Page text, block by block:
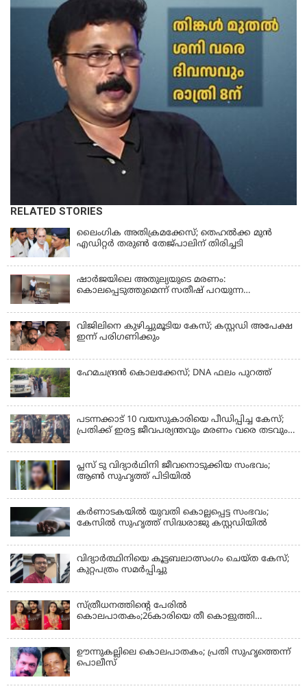
RELATED STORIES
ലൈംഗിക അതിക്രമക്കേസ്; തെഹല്‍ക്ക മുന്‍
എഡിറ്റര്‍ തരുൺ തേജ്പാലിന് തിരിച്ചടി
ഷാർജയിലെ അതുല്യയുടെ മരണം:
കൊലപ്പെടുത്തുമെന്ന് സതീഷ് പറയുന്ന
വിജിലിനെ കുഴിച്ചുമൂടിയ കേസ്; കസ്റ്റഡി അപേക്ഷ
ഇന്ന് പരിഗണിക്കും
ഹേമചന്ദ്രൻ കൊലക്കേസ്; DNA ഫലം പുറത്ത്
പടന്നക്കാട് 10 വയസുകാരിയെ പീഡിപ്പിച്ച കേസ്;
പ്രതിക്ക് ഇരട്ട ജീവപര്യന്തവും മരണം വരെ തടവും
പ്ലസ് ടു വിദ്യാര്‍ഥിനി ജീവനൊടുക്കിയ സംഭവം;
ആണ്‍ സുഹൃത്ത് പിടിയില്‍
കര്‍ണാടകയില്‍ യുവതി കൊല്ലപ്പെട്ട സംഭവം;
കേസില്‍ സുഹൃത്ത് സിദ്ധരാജു കസ്റ്റഡിയില്‍
വിദ്യാർത്ഥിനിയെ കൂട്ടബലാത്സംഗം ചെയ്ത കേസ്;
കുറ്റപത്രം സമര്‍പ്പിച്ചു
സ്ത്രീധനത്തിന്റെ പേരില്‍
കൊലപാതകം;26കാരിയെ തീ കൊളുത്തി
ഊന്നുകല്ലിലെ കൊലപാതകം; പ്രതി സുഹൃത്തെന്ന്
പൊലീസ്